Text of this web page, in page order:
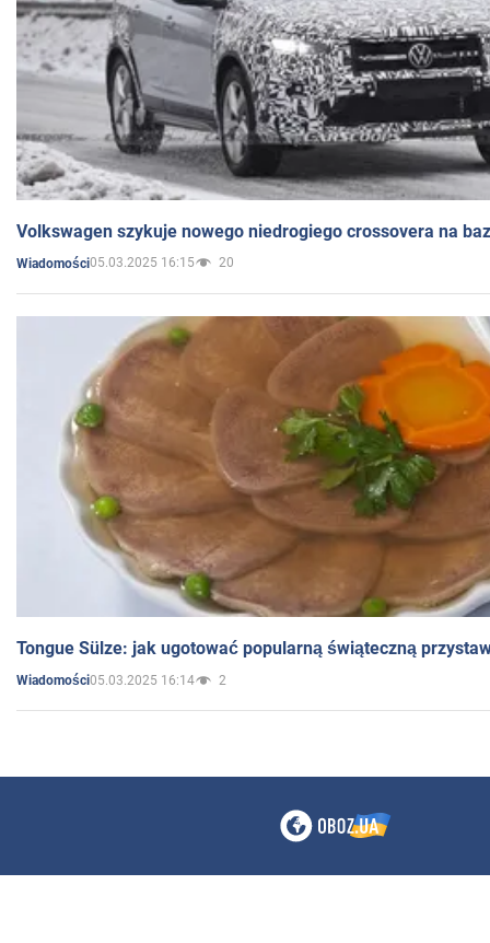
Volkswagen szykuje nowego niedrogiego crossovera na
Wiadomości05.03.2025 16:15 20
Tongue Sülze: jak ugotować popularną świąteczną
Wiadomości05.03.2025 16:14 2